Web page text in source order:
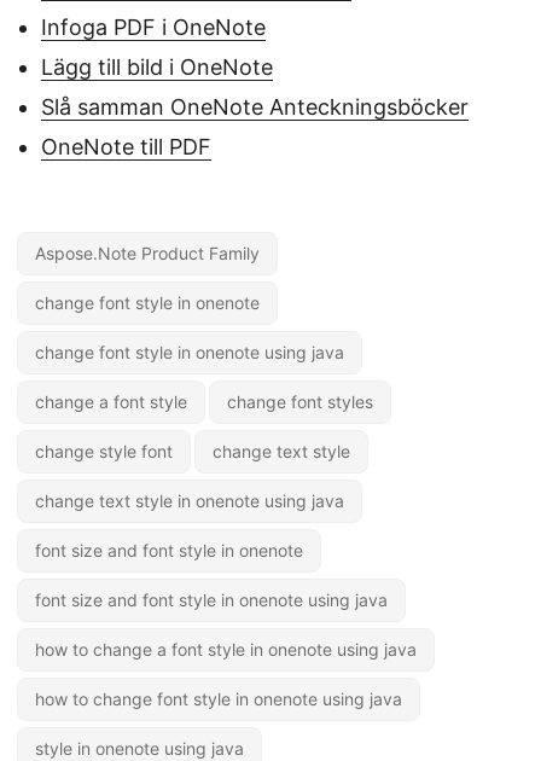
Infoga PDF i OneNote
Lägg till bild i OneNote
Slå samman OneNote Anteckningsböcker
OneNote till PDF
Aspose.Note Product Family
change font style in onenote
change font style in onenote using java
change a font style change font styles
change style font change text style
change text style in onenote using java
font size and font style in onenote
font size and font style in onenote using java
how to change a font style in onenote using java
how to change font style in onenote using java
style in onenote using java